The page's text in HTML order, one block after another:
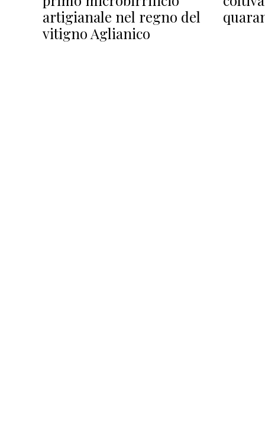
artigianale nel regno del
vitigno Aglianico